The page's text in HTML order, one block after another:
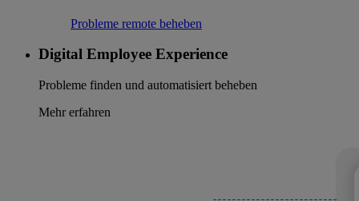
Probleme remote beheben
Digital Employee Experience
Probleme finden und automatisiert beheben
Mehr erfahren